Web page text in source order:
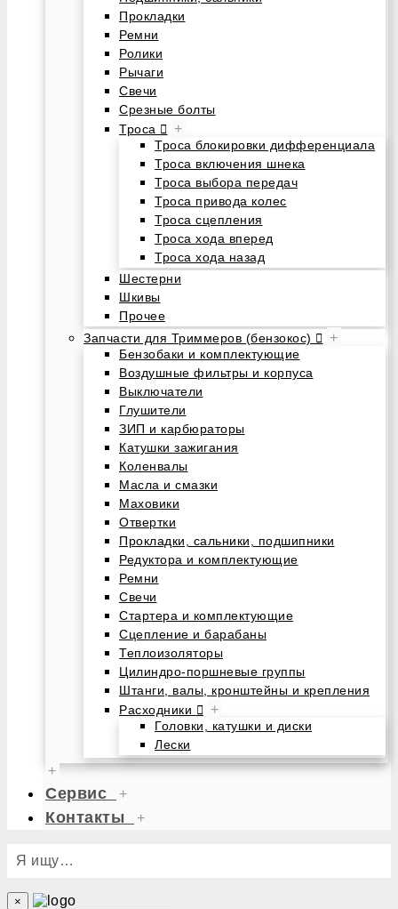
Прокладки
Ремни
Ролики
Рычаги
Свечи
Срезные болты
Троса
+
Троса блокировки дифференциала
Троса включения шнека
Троса выбора передач
Троса привода колес
Троса сцепления
Троса хода вперед
Троса хода назад
Шестерни
Шкивы
Прочее
Запчасти для Триммеров (бензокос)
+
Бензобаки и комплектующие
Воздушные фильтры и корпуса
Выключатели
Глушители
ЗИП и карбюраторы
Катушки зажигания
Коленвалы
Масла и смазки
Маховики
Отвертки
Прокладки, сальники, подшипники
Редуктора и комплектующие
Ремни
Свечи
Стартера и комплектующие
Сцепление и барабаны
Теплоизоляторы
Цилиндро-поршневые группы
Штанги, валы, кронштейны и крепления
Расходники
+
Головки, катушки и диски
Лески
+
Сервис +
Контакты +
Я ищу…
×